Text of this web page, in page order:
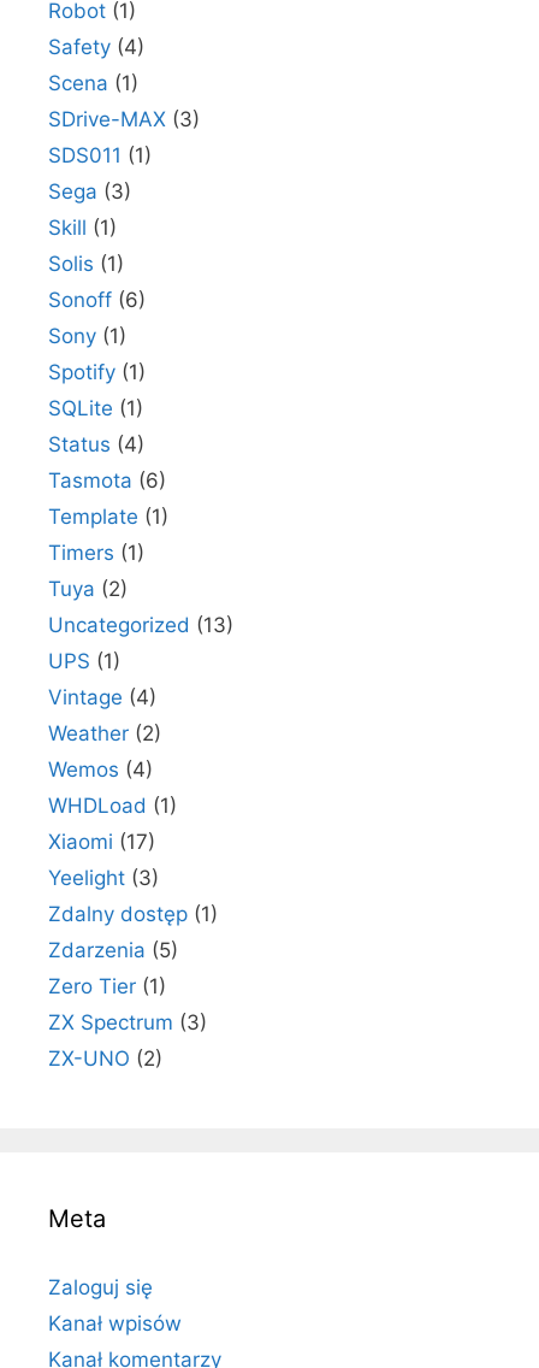
Robot (1)
Safety (4)
Scena (1)
SDrive-MAX (3)
SDS011 (1)
Sega (3)
Skill (1)
Solis (1)
Sonoff (6)
Sony (1)
Spotify (1)
SQLite (1)
Status (4)
Tasmota (6)
Template (1)
Timers (1)
Tuya (2)
Uncategorized (13)
UPS (1)
Vintage (4)
Weather (2)
Wemos (4)
WHDLoad (1)
Xiaomi (17)
Yeelight (3)
Zdalny dostęp (1)
Zdarzenia (5)
Zero Tier (1)
ZX Spectrum (3)
ZX-UNO (2)
Meta
Zaloguj się
Kanał wpisów
Kanał komentarzy